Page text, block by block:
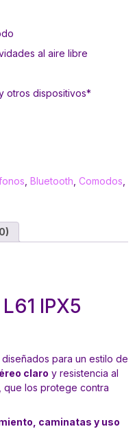
al aire libre
otros dispositivos*
Bluetooth Comodos
IPX5
diseñados para un estilo de
claro y resistencia al
, que los protege contra
caminatas y uso